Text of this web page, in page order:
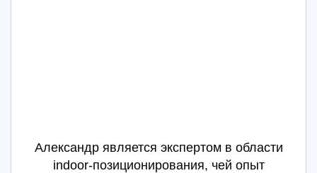
Александр является экспертом в области
indoor-позиционирования, чей опыт